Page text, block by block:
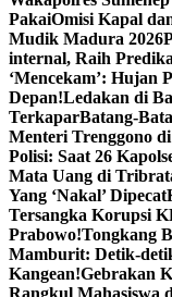
PakaiOmisi Kapal
Mudik Madura 2026
internal, Raih
‘Mencekam’: Hujan
Depan!Ledakan di
TerkaparBatang-
Menteri Trenggono
Polisi: Saat 26
Mata Uang di
Yang ‘Nakal’ Dipecat
Tersangka Korupsi
Prabowo!Tongkang
Mamburit: Detik-
Kangean!Gebrakan